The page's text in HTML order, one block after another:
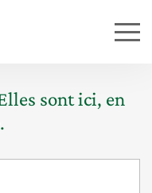
sont ici, en